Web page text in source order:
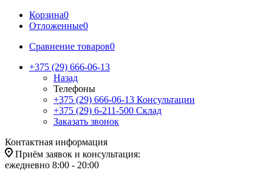
Корзина0
Отложенные0
Сравнение товаров0
+375 (29) 666-06-13
Назад
Телефоны
+375 (29) 666-06-13 Консультации
+375 (29) 6-211-500 Склад
Заказать звонок
Контактная информация
Приём заявок и консультация:
ежедневно 8:00 - 20:00